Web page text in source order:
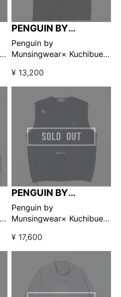
PENGUIN BY
MUNSINGWEAR
Penguin by
Munsingwear× Kuchibue
ック ブラック【GO/LOOK!
限定販売】
¥ 13,200
PENGUIN BY
MUNSINGWEAR
Penguin by
Munsingwear× Kuchibue
リティプルオーバーベスト
ネイビー 【GO/LOOK!限定
¥ 17,600